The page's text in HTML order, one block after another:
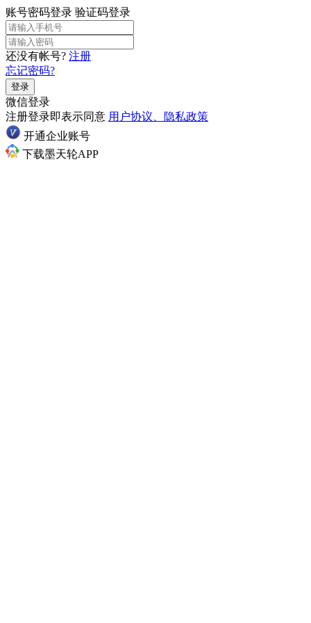
账号密码登录 验证码登录
还没有帐号? 注册
忘记密码?
登录
微信登录
注册登录即表示同意 用户协议、隐私政策
开通企业账号
下载墨天轮APP